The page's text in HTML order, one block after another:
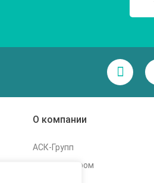
О компании
АСК-Групп
Стать дилером